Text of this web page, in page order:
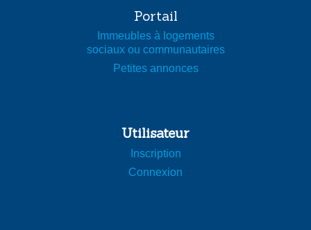
Portail
Immeubles à logements
sociaux ou communautaires
Petites annonces
Utilisateur
Inscription
Connexion